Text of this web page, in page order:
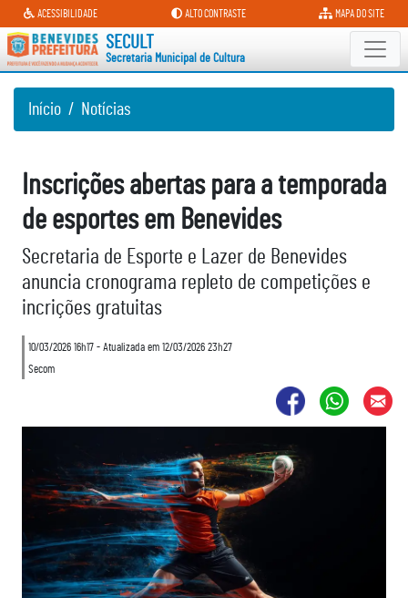
Secretaria Municipal de Cultura
ACESSIBILIDADE ALTO CONTRASTE MAPA DO SITE
SECULT
Secretaria Municipal de Cultura
Início Notícias
Inscrições abertas para a temporada
de esportes em Benevides
Secretaria de Esporte e Lazer de Benevides
anuncia cronograma repleto de competições e
incrições gratuitas
10/03/2026 16h17 - Atualizada em 12/03/2026 23h27
Secom